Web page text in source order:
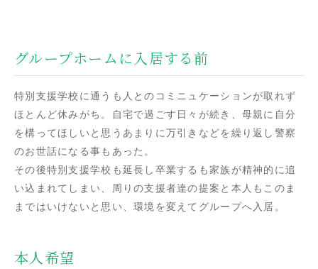
グループホームに入居する前
特別支援学校に通うも人とのコミニュケーションが取れず
ほとんど休みがち。自宅で過ごす日々が続き、母親に自分
を構ってほしいと思うあまりに万引きなどを繰り返し警察
のお世話になる事もあった。
その後特別支援学校も延長し卒業するも家族が精神的に追
い込まれてしまい、周りの支援者達の提案と本人もこのま
まではいけないと思い、環境を変えてグループへ入居。
本人希望